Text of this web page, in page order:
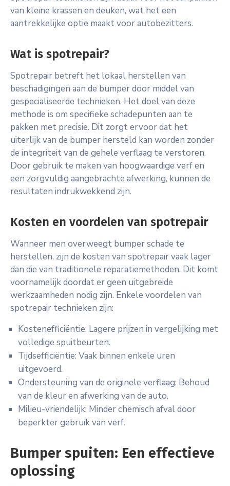
van kleine krassen en deuken, wat het een
aantrekkelijke optie maakt voor autobezitters.
Wat is spotrepair?
Spotrepair betreft het lokaal herstellen van
beschadigingen aan de bumper door middel van
gespecialiseerde technieken. Het doel van deze
methode is om specifieke schadepunten aan te
pakken met precisie. Dit zorgt ervoor dat het
uiterlijk van de bumper hersteld kan worden zonder
de integriteit van de gehele verflaag te verstoren.
Door gebruik te maken van hoogwaardige verf en
een zorgvuldig aangebrachte afwerking, kunnen de
resultaten indrukwekkend zijn.
Kosten en voordelen van spotrepair
Wanneer men overweegt bumper schade te
herstellen, zijn de kosten van spotrepair vaak lager
dan die van traditionele reparatiemethoden. Dit komt
voornamelijk doordat er geen uitgebreide
werkzaamheden nodig zijn. Enkele voordelen van
spotrepair technieken zijn:
Kostenefficiëntie: Lagere prijzen in vergelijking met
volledige spuitbeurten.
Tijdsefficiëntie: Vaak binnen enkele uren
uitgevoerd.
Ondersteuning van de originele verflaag: Behoud
van de kleur en afwerking van de auto.
Milieu-vriendelijk: Minder chemisch afval door
beperkter gebruik van verf.
Bumper spuiten: Een effectieve
oplossing